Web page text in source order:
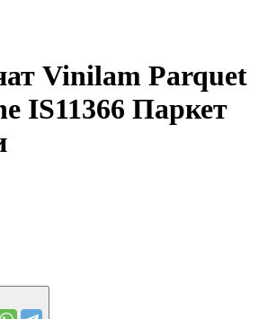
Vinilam Parquet
IS11366 Паркет